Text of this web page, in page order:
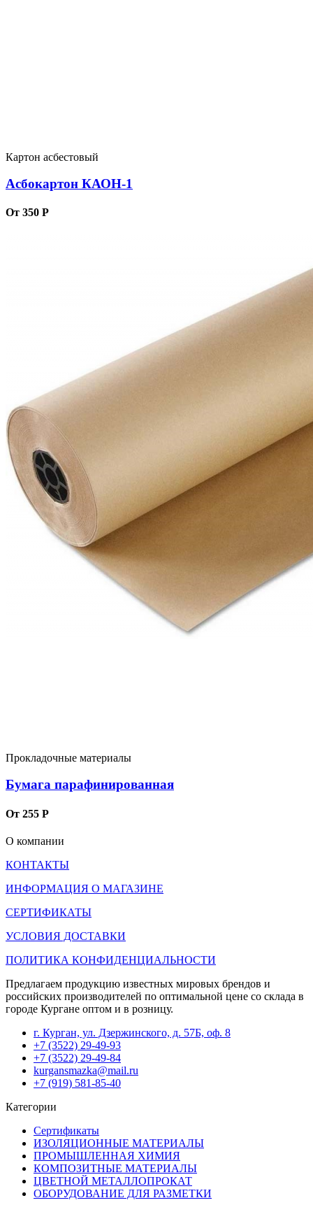
Картон асбестовый
Асбокартон КАОН-1
От 350 Р
Прокладочные материалы
Бумага парафинированная
От 255 Р
О компании
КОНТАКТЫ
ИНФОРМАЦИЯ О МАГАЗИНЕ
СЕРТИФИКАТЫ
УСЛОВИЯ ДОСТАВКИ
ПОЛИТИКА КОНФИДЕНЦИАЛЬНОСТИ
Предлагаем продукцию известных мировых брендов и
российских производителей по оптимальной цене со склада в
городе Кургане оптом и в розницу.
г. Курган, ул. Дзержинского, д. 57Б, оф. 8
+7 (3522) 29-49-93
+7 (3522) 29-49-84
kurgansmazka@mail.ru
+7 (919) 581-85-40
Категории
Сертификаты
ИЗОЛЯЦИОННЫЕ МАТЕРИАЛЫ
ПРОМЫШЛЕННАЯ ХИМИЯ
КОМПОЗИТНЫЕ МАТЕРИАЛЫ
ЦВЕТНОЙ МЕТАЛЛОПРОКАТ
ОБОРУДОВАНИЕ ДЛЯ РАЗМЕТКИ